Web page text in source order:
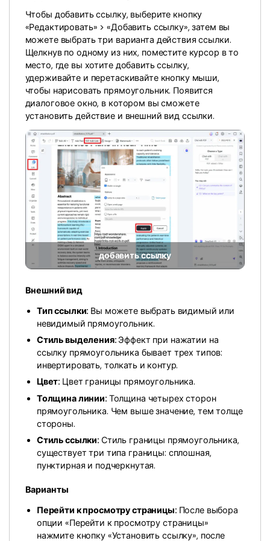
Новый PDFelement 12 умнее, быстрее,
проще
От AI-функций до пакетных инструментов: новый
PDFelement делает работу с PDF еще удобнее.
Скачать бесплатно
Скрыть фрагменты PDF
PDF OCR
Извлечение данных из PDF
Защита PDF паролем
Поделиться PDF
Комплексные решения
Преподавание
IT-служба
Юриспруденция
Здравоохранение
Финансы
Правительство
Издательство
Фрилансер
Все Функции PDF
Канал на YouTube
Сообщество ВКонтакте
Канал Яндекс Дзен
Чтобы добавить ссылку, выберите кнопку
«Редактировать» > «Добавить ссылку», затем вы
можете выбрать три варианта действия ссылки.
Щелкнув по одному из них, поместите курсор в то
место, где вы хотите добавить ссылку,
удерживайте и перетаскивайте кнопку мыши,
чтобы нарисовать прямоугольник. Появится
диалоговое окно, в котором вы сможете
установить действие и внешний вид ссылки.
добавить ссылку
Внешний вид
Тип ссылки: Вы можете выбрать видимый или
невидимый прямоугольник.
Стиль выделения: Эффект при нажатии на
ссылку прямоугольника бывает трех типов:
инвертировать, толкать и контур.
Цвет: Цвет границы прямоугольника.
Толщина линии: Толщина четырех сторон
прямоугольника. Чем выше значение, тем толще
стороны.
Стиль ссылки: Стиль границы прямоугольника,
существует три типа границы: сплошная,
пунктирная и подчеркнутая.
Варианты
Перейти к просмотру страницы: После выбора
опции «Перейти к просмотру страницы»
нажмите кнопку «Установить ссылку», после